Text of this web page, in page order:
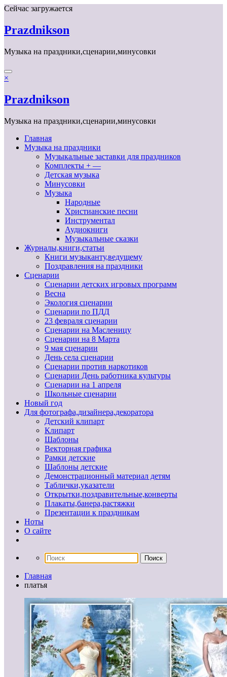
Перейти
содержимому
Сейчас загружается
Prazdnikson
Музыка на праздники,сценарии,минусовки
×
Prazdnikson
Музыка на праздники,сценарии,минусовки
Главная
Музыка на праздники
Музыкальные заставки для праздников
Комплекты + —
Детская музыка
Минусовки
Музыка
Народные
Христианские песни
Инструментал
Аудиокниги
Музыкальные сказки
Журналы,книги,статьи
Книги музыканту,ведущему
Поздравления на праздники
Сценарии
Сценарии детских игровых программ
Весна
Экология сценарии
Сценарии по ПДД
23 февраля сценарии
Сценарии на Масленицу
Сценарии на 8 Марта
9 мая сценарии
День села сценарии
Сценарии против наркотиков
Сценарии День работника культуры
Сценарии на 1 апреля
Школьные сценарии
Новый год
Для фотографа,дизайнера,декоратора
Детский клипарт
Клипарт
Шаблоны
Векторная графика
Рамки детские
Шаблоны детские
Демонстрационный материал детям
Таблички,указатели
Открытки,поздравительные,конверты
Плакаты,банера,растяжки
Презентации к праздникам
Ноты
О сайте
Главная
платья